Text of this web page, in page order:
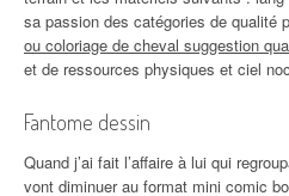
sa passion des catégories de qualité
ou coloriage de cheval suggestion
et de ressources physiques et ciel
Fantome dessin
Quand j’ai fait l’affaire à lui qui
vont diminuer au format mini comic